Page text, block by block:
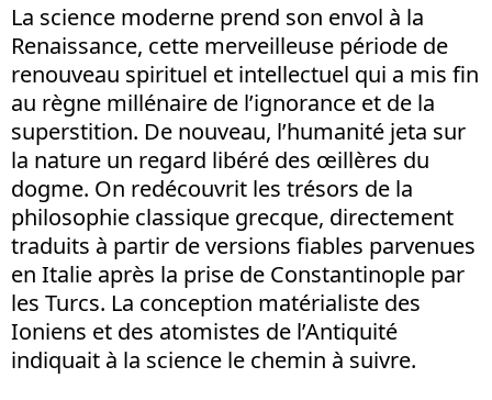
La science moderne prend son envol à la
Renaissance, cette merveilleuse période de
renouveau spirituel et intellectuel qui a mis fin
au règne millénaire de l’ignorance et de la
superstition. De nouveau, l’humanité jeta sur
la nature un regard libéré des œillères du
dogme. On redécouvrit les trésors de la
philosophie classique grecque, directement
traduits à partir de versions fiables parvenues
en Italie après la prise de Constantinople par
les Turcs. La conception matérialiste des
Ioniens et des atomistes de l’Antiquité
indiquait à la science le chemin à suivre.